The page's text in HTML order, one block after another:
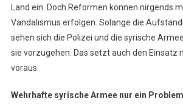
Land ein. Doch Reformen können nirgends
Vandalismus erfolgen. Solange die
sehen sich die Polizei und die syrische
sie vorzugehen. Das setzt auch den Einsatz
voraus.
Wehrhafte syrische Armee nur ein